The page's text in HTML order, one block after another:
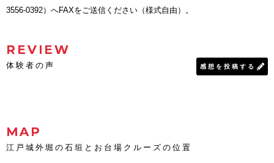
3556-0392）へFAXをご送信ください（様式自由）。
REVIEW
体験者の声 感想を投稿する
MAP
江戸城外堀の石垣とお台場クルーズの位置